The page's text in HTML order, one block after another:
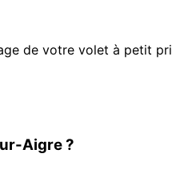
de votre volet à petit
Aigre ?